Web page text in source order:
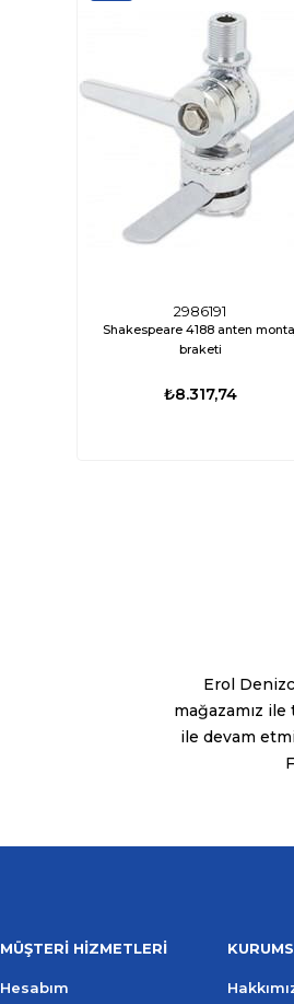
2986191
Shakespeare 4188 anten
braketi
₺8.317,74
Erol
mağazamız
ile devam
MÜŞTERİ HİZMETLERİ
Hesabım